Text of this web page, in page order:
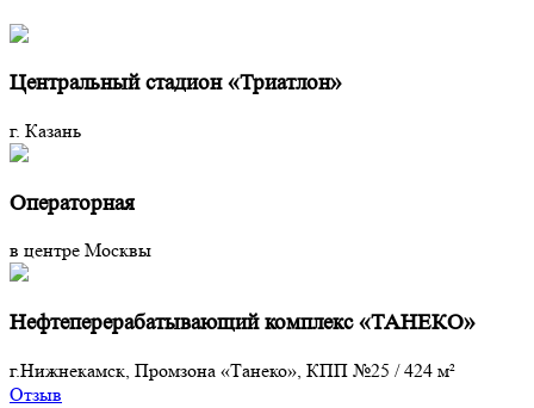
Центральный стадион «Триатлон»
г. Казань
Операторная
в центре Москвы
Нефтеперерабатывающий комплекс «ТАНЕКО»
г.Нижнекамск, Промзона «Танеко», КПП №25 /424 м²
Отзыв